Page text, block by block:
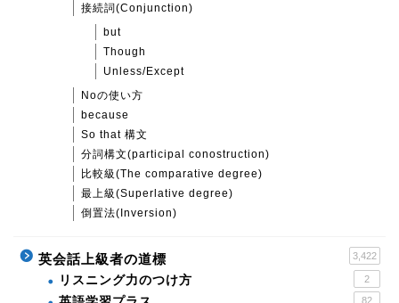
接続詞(Conjunction)
but
Though
Unless/Except
Noの使い方
because
So that 構文
分詞構文(participal conostruction)
比較級(The comparative degree)
最上級(Superlative degree)
倒置法(Inversion)
英会話上級者の道標 3,422
リスニング力のつけ方 2
82